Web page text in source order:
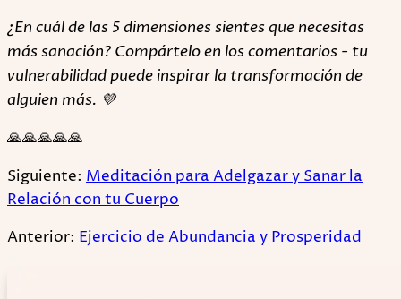
¿En cuál de las 5 dimensiones sientes que necesitas
más sanación? Compártelo en los comentarios - tu
vulnerabilidad puede inspirar la transformación de
alguien más. 💜
🙏🙏🙏🙏🙏
Siguiente: Meditación para Adelgazar y Sanar la
Relación con tu Cuerpo
Anterior: Ejercicio de Abundancia y Prosperidad